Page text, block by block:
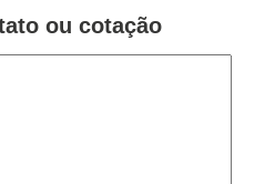
ou cotação